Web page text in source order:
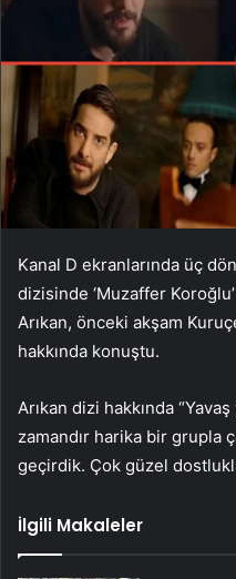
Kanal D ekranlarında üç
dizisinde ‘Muzaffer
Arıkan, önceki akşam
hakkında konuştu.
Arıkan dizi hakkında
zamandır harika bir grupla
geçirdik. Çok güzel
İlgili Makaleler